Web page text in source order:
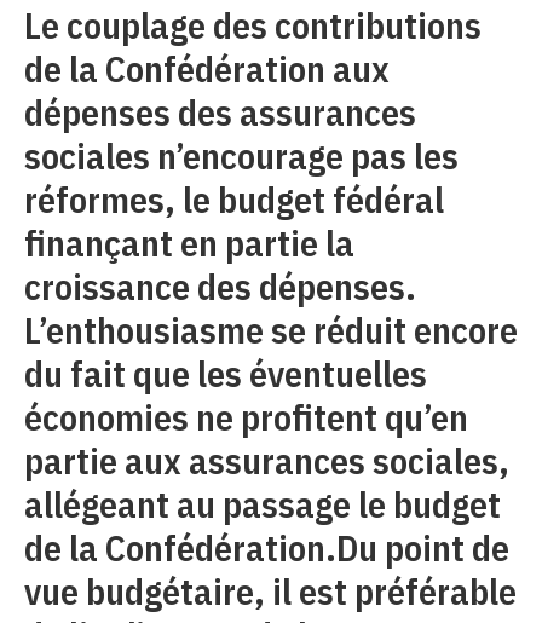
Le couplage des contributions
de la Confédération aux
dépenses des assurances
sociales n’encourage pas les
réformes, le budget fédéral
finançant en partie la
croissance des dépenses.
L’enthousiasme se réduit encore
du fait que les éventuelles
économies ne profitent qu’en
partie aux assurances sociales,
allégeant au passage le budget
de la Confédération.Du point de
vue budgétaire, il est préférable